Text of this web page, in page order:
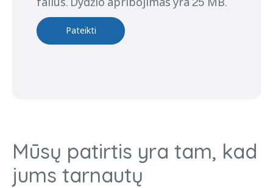
Pateikti
Mūsų patirtis yra tam, kad
jums tarnautų